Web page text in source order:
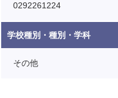
0292261224
学校種別・種別・学科
その他